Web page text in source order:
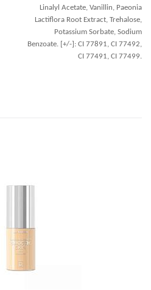
Linalyl Acetate, Vanillin, Paeonia
Lactiflora Root Extract, Trehalose,
Potassium Sorbate, Sodium
Benzoate. [+/-]: CI 77891, CI 77492,
CI 77491, CI 77499.